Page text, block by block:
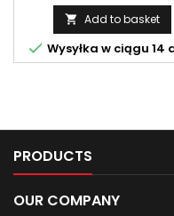
 Add to basket
 Wysyłka w ciągu 14
PRODUCTS
OUR COMPANY